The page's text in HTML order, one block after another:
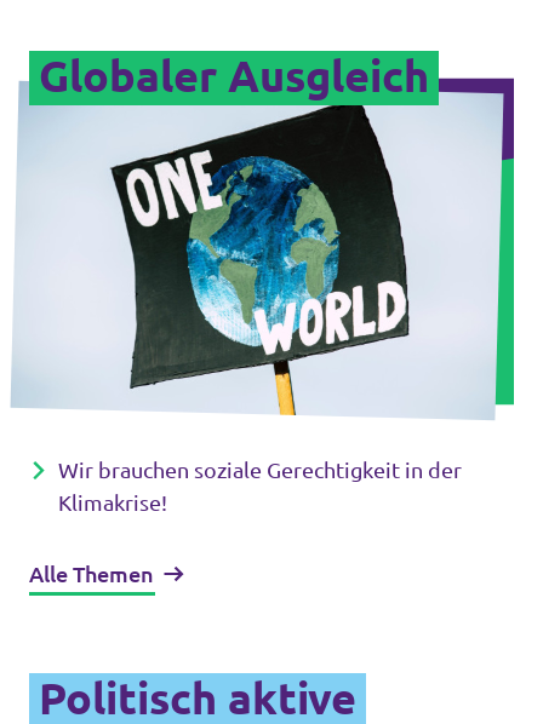
Globaler Ausgleich
Wir brauchen soziale Gerechtigkeit in der
Klimakrise!
Alle Themen
Politisch aktive